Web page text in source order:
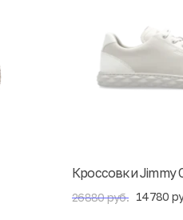
Кроссовки Jimmy
26880 руб. 14780